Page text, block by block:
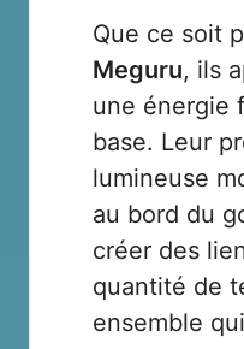
Que ce soit
Meguru, ils
une énergie
base. Leur
lumineuse
au bord du
créer des
quantité de
ensemble